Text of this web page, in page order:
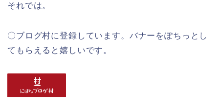
それでは。
〇ブログ村に登録しています。バナーをぽちっとし
てもらえると嬉しいです。